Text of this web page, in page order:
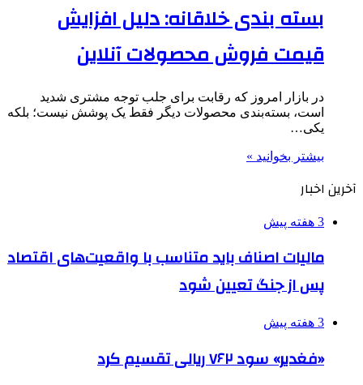
بسته بندی خلاقانه: دلیل افزایش
قیمت فروش محصولات آنلاین
در بازار امروز که رقابت برای جلب توجه مشتری شدید
است، بسته‌بندی محصولات دیگر فقط یک پوشش نیست؛ بلکه
یکی…
بیشتر بخوانید »
آخرین اخبار
3 هفته پیش
مالیات اصناف باید متناسب با واقعیت‌های اقتصاد
پس از جنگ تعیین شود
3 هفته پیش
«فغدیر» سود ۷۶۲ ریالی تقسیم کرد